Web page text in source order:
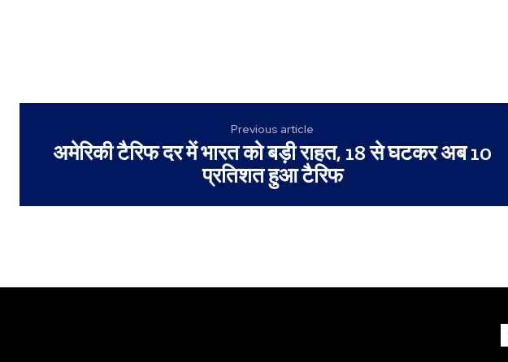
Previous article
अमेरिकी टैरिफ दर में भारत को बड़ी राहत, 18 से घटकर अब 10
प्रतिशत हुआ टैरिफ